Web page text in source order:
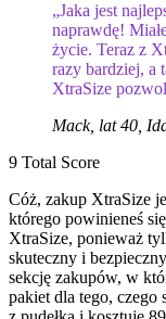
„Jaka jest
naprawdę!
życie. Teraz z
razy bardziej, a
XtraSize
Mack, lat 40,
9 Total Score
Cóż, zakup XtraSize
którego powinieneś
XtraSize, ponieważ
skuteczny i
sekcję zakupów, w
pakiet dla tego, czego